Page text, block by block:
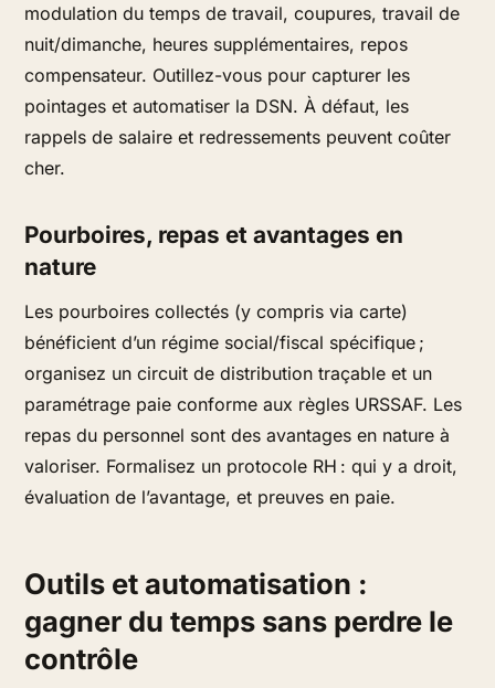
modulation du temps de travail, coupures, travail de
nuit/dimanche, heures supplémentaires, repos
compensateur. Outillez-vous pour capturer les
pointages et automatiser la DSN. À défaut, les
rappels de salaire et redressements peuvent coûter
cher.
Pourboires, repas et avantages en
nature
Les pourboires collectés (y compris via carte)
bénéficient d’un régime social/fiscal spécifique ;
organisez un circuit de distribution traçable et un
paramétrage paie conforme aux règles URSSAF. Les
repas du personnel sont des avantages en nature à
valoriser. Formalisez un protocole RH : qui y a droit,
évaluation de l’avantage, et preuves en paie.
Outils et automatisation :
gagner du temps sans perdre le
contrôle